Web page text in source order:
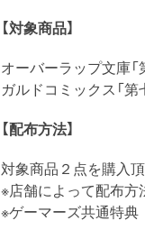
【対象商品】
オーバーラップ文庫
ガルドコミックス「
【配布方法】
対象商品２点を購入
※店舗によって配布方
※ゲーマーズ共通特典